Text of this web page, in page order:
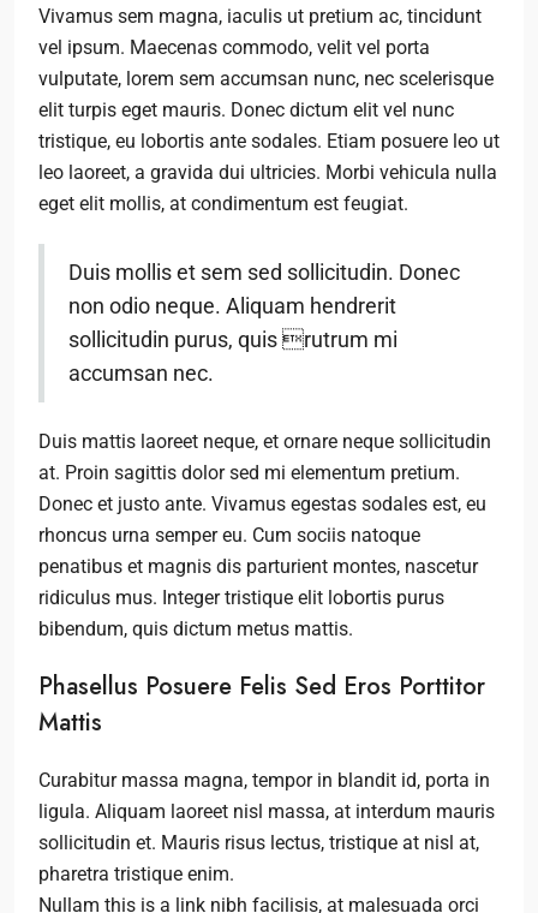
Vivamus sem magna, iaculis ut pretium ac, tincidunt
vel ipsum. Maecenas commodo, velit vel porta
vulputate, lorem sem accumsan nunc, nec scelerisque
elit turpis eget mauris. Donec dictum elit vel nunc
tristique, eu lobortis ante sodales. Etiam posuere leo ut
leo laoreet, a gravida dui ultricies. Morbi vehicula nulla
eget elit mollis, at condimentum est feugiat.
Duis mollis et sem sed sollicitudin. Donec
non odio neque. Aliquam hendrerit
sollicitudin purus, quis rutrum mi
accumsan nec.
Duis mattis laoreet neque, et ornare neque sollicitudin
at. Proin sagittis dolor sed mi elementum pretium.
Donec et justo ante. Vivamus egestas sodales est, eu
rhoncus urna semper eu. Cum sociis natoque
penatibus et magnis dis parturient montes, nascetur
ridiculus mus. Integer tristique elit lobortis purus
bibendum, quis dictum metus mattis.
Phasellus Posuere Felis Sed Eros Porttitor
Mattis
Curabitur massa magna, tempor in blandit id, porta in
ligula. Aliquam laoreet nisl massa, at interdum mauris
sollicitudin et. Mauris risus lectus, tristique at nisl at,
pharetra tristique enim.
Nullam this is a link nibh facilisis, at malesuada orci